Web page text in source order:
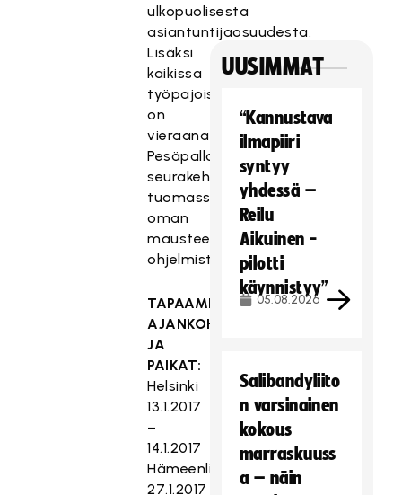
ulkopuolisesta
asiantuntijaosuudesta.
Lisäksi
kaikissa
työpajoissa
on
vieraana
Pesäpallon
seurakehittäjiä
tuomassa
oman
mausteensa
ohjelmistoon.
TAPAAMISTEN
AJANKOHDAT
JA
PAIKAT:
Helsinki
13.1.2017
–
14.1.2017
Hämeenlinna
27.1.2017
UUSIMMAT
“Kannustava
ilmapiiri
syntyy
yhdessä –
Reilu
Aikuinen -
pilotti
käynnistyy”
05.08.2026
Salibandyliito
n varsinainen
kokous
marraskuuss
a – näin